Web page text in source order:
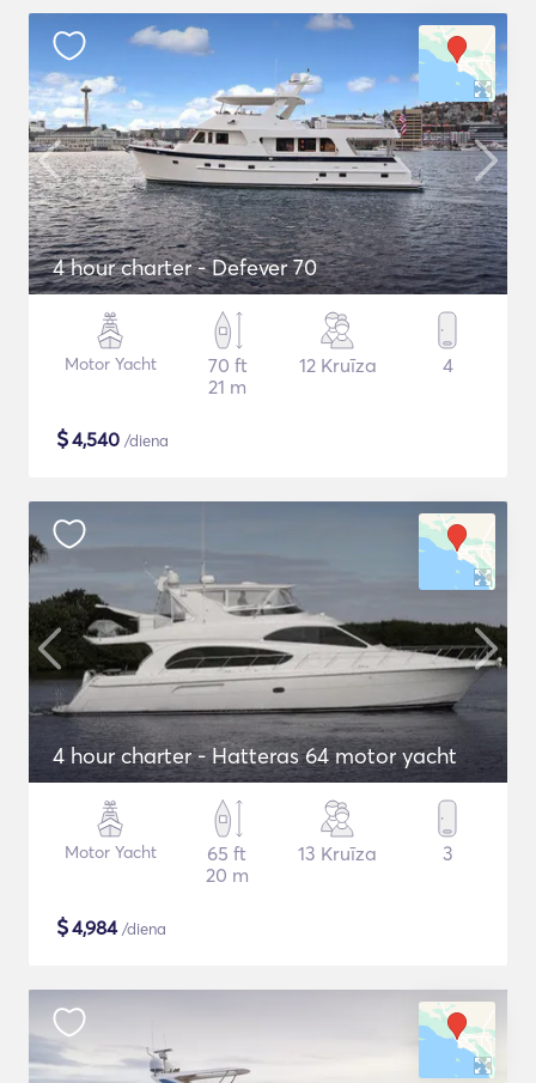
4 hour charter - Defever 70
Motor Yacht
70 ft
21 m
12 Kruīza 4
$4,540 /diena
4 hour charter - Hatteras 64 motor yacht
Motor Yacht
65 ft
20 m
13 Kruīza 3
$4,984/diena